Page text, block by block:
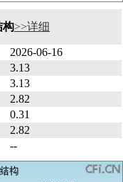
构>>详细
2026-06-16
3.13
3.13
2.82
0.31
2.82
--